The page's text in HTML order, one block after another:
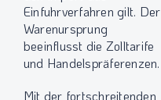
Einfuhrverfahren gilt. Der
Warenursprung
beeinflusst die Zolltarife
und Handelspräferenzen.
Mit der fortschreitenden